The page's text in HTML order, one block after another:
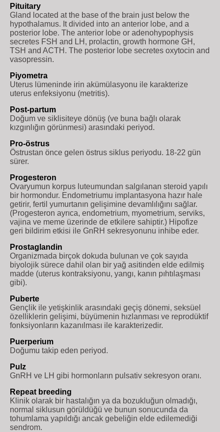
Pituitary
Gland located at the base of the brain just below the
hypothalamus. It divided into an anterior lobe, and a
posterior lobe. The anterior lobe or adenohypophysis
secretes FSH and LH, prolactin, growth hormone GH,
TSH and ACTH. The posterior lobe secretes oxytocin and
vasopressin.
Piyometra
Uterus lümeninde irin akümülasyonu ile karakterize
uterus enfeksiyonu (metritis).
Post-partum
Doğum ve siklisiteye dönüş (ve buna bağlı olarak
kızgınlığın görünmesi) arasındaki periyod.
Pro-östrus
Östrustan önce gelen östrus siklus periyodu. 18-22 gün
sürer.
Progesteron
Ovaryumun korpus luteumundan salgılanan steroid yapılı
bir hormondur. Endometriumu implantasyona hazır hale
getirir, fertil yumurtanın gelişimine devamlılığını sağlar.
(Progesteron ayrıca, endometrium, myometrium, serviks,
vajina ve meme üzerinde de etkilere sahiptir.) Hipofize
geri bildirim etkisi ile GnRH sekresyonunu inhibe eder.
Prostaglandin
Organizmada birçok dokuda bulunan ve çok sayıda
biyolojik sürece dahil olan bir yağ asitinden elde edilmiş
madde (uterus kontraksiyonu, yangı, kanın pıhtılaşması
gibi).
Puberte
Gençlik ile yetişkinlik arasındaki geçiş dönemi, seksüel
özelliklerin gelişimi, büyümenin hızlanması ve reprodüktif
fonksiyonların kazanılması ile karakterizedir.
Puerperium
Doğumu takip eden periyod.
Pulz
GnRH ve LH gibi hormonların pulsativ sekresyon oranı.
Repeat breeding
Klinik olarak bir hastalığın ya da bozukluğun olmadığı,
normal siklusun görüldüğü ve bunun sonucunda da
tohumlama yapıldığı ancak gebeliğin elde edilemediği
sendrom.